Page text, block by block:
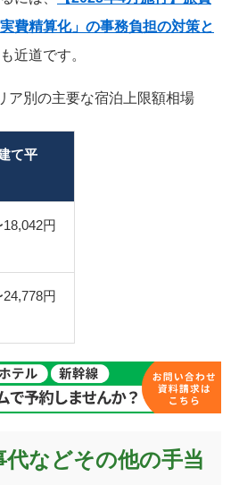
費精算化」の事務負担の対策と
近道です。
ア別の主要な宿泊上限額相場
て平
円
円
代などその他の手当